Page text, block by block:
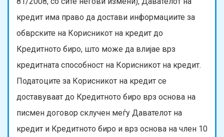
кредит има право да достави информациите за
обврските на Корисникот на кредит до
Кредитното биро, што може да влијае врз
кредитната способност на Корисникот на кредит.
Податоците за Корисникот на кредит се
доставуваат до Кредитното биро врз основа на
писмен договор склучен меѓу Давателот на
кредит и Кредитното биро и врз основа на член 10